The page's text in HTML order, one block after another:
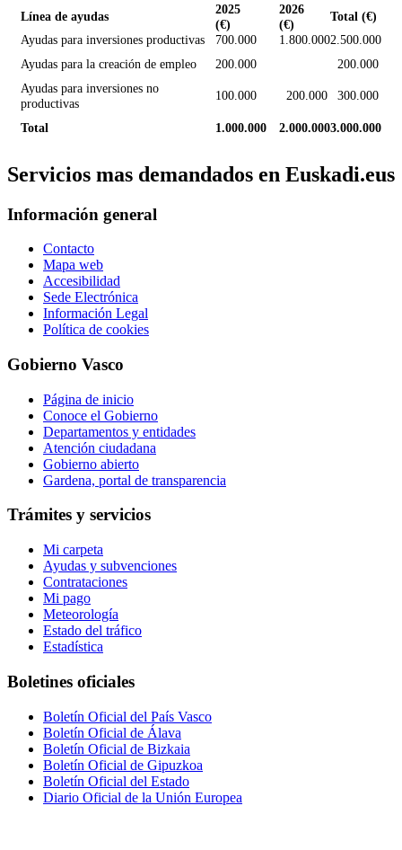
Línea de ayudas
2025
(€)
2026
(€)
Total (€)
Ayudas para inversiones productivas
700.000 1.800.0002.500.000
Ayudas para la creación de empleo
200.000
200.000
Ayudas para inversiones no
productivas
100.000 200.000 300.000
Total 1.000.000 2.000.0003.000.000
Servicios mas demandados en Euskadi.eus
Información general
Contacto
Mapa web
Accesibilidad
Sede Electrónica
Información Legal
Política de cookies
Gobierno Vasco
Página de inicio
Conoce el Gobierno
Departamentos y entidades
Atención ciudadana
Gobierno abierto
Gardena, portal de transparencia
Trámites y servicios
Mi carpeta
Ayudas y subvenciones
Contrataciones
Mi pago
Meteorología
Estado del tráfico
Estadística
Boletines oficiales
Boletín Oficial del País Vasco
Boletín Oficial de Álava
Boletín Oficial de Bizkaia
Boletín Oficial de Gipuzkoa
Boletín Oficial del Estado
Diario Oficial de la Unión Europea